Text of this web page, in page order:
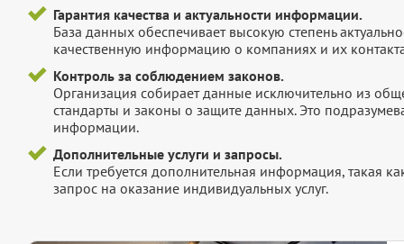
Гарантия качества и актуальности информации.
База данных обеспечивает высокую степень
качественную информацию о компаниях и их
Контроль за соблюдением законов.
Организация собирает данные исключительно из
стандарты и законы о защите данных. Это
информации.
Дополнительные услуги и запросы.
Если требуется дополнительная информация, такая
запрос на оказание индивидуальных услуг.